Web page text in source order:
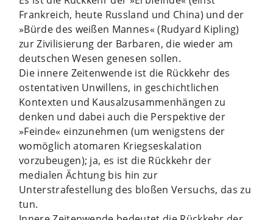
Frankreich, heute Russland und China) und der
»Bürde des weißen Mannes« (Rudyard Kipling)
zur Zivilisierung der Barbaren, die wieder am
deutschen Wesen genesen sollen.
Die innere Zeitenwende ist die Rückkehr des
ostentativen Unwillens, in geschichtlichen
Kontexten und Kausalzusammenhängen zu
denken und dabei auch die Perspektive der
»Feinde« einzunehmen (um wenigstens der
womöglich atomaren Kriegseskalation
vorzubeugen); ja, es ist die Rückkehr der
medialen Ächtung bis hin zur
Unterstrafestellung des bloßen Versuchs, das zu
tun.